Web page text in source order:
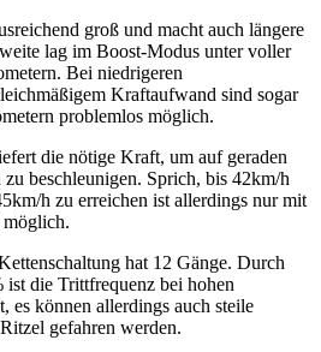
groß und macht auch längere
lag im Boost-Modus unter voller
Bei niedrigeren
Kraftaufwand sind sogar
problemlos möglich.
die nötige Kraft, um auf geraden
beschleunigen. Sprich, bis 42km/h
h zu erreichen ist allerdings nur mit
hat 12 Gänge. Durch
die Trittfrequenz bei hohen
es können allerdings auch steile
gefahren werden.